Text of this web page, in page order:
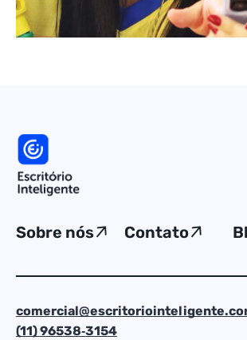
Sobre nós Contato
(11) 96538‑3154